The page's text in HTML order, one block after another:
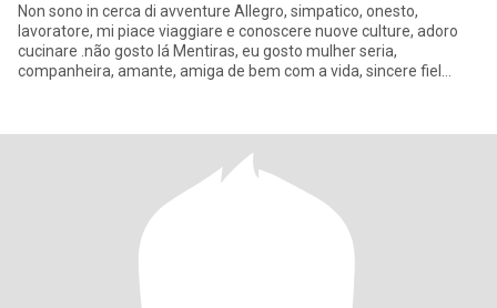
Non sono in cerca di avventure Allegro, simpatico, onesto,
lavoratore, mi piace viaggiare e conoscere nuove culture, adoro
cucinare .não gosto lá Mentiras, eu gosto mulher seria,
companheira, amante, amiga de bem com a vida, sincere fiel